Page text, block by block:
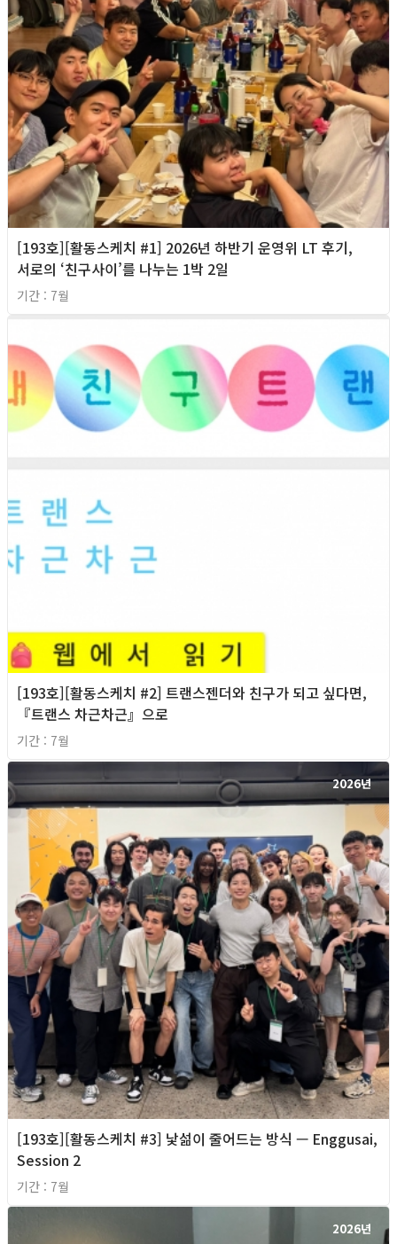
[193호][활동스케치 #1] 2026년 하반기 운영위 LT 후기,
서로의 ‘친구사이’를 나누는 1박 2일
기간 : 7월
[193호][활동스케치 #2] 트랜스젠더와 친구가 되고 싶다면,
『트랜스 차근차근』으로
기간 : 7월
2026년
[193호][활동스케치 #3] 낯섦이 줄어드는 방식 — Enggusai,
Session 2
기간 : 7월
2026년